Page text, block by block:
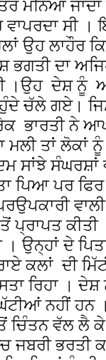
ਮੰਨਿਆ
ਸੀ ।
ਉਹ ਲਾਹੌਰ
ਦਾ
।ਉਹ ਦੇਸ਼ ਨੂੰ
ਚੱਲੇ ਗਏ।
ਭਾਰਤੀ ਨੇ
ਤਾਂ ਲੋਕਾਂ
ਸਾਂਝੇ ਸੰਘਰਸ਼ਾਂ
ਪਿਆ ਪਰ
ਕੀਤੀ
ਦੇ ਪਿਤਾ
ਕਲਾਂ ਦੀ
ਰਿਹਾ ।
ਨਹੀਂ ਹਨ
ਚਿੰਤਨ ਵੱਲ ਲੈ
ਭਰਤੀ